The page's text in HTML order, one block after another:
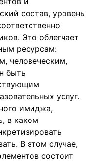
состав, уровень
Это облегчает
ресурсам:
человеческим,
быть
услуг.
имиджа,
в каком
В этом случае,
состоит